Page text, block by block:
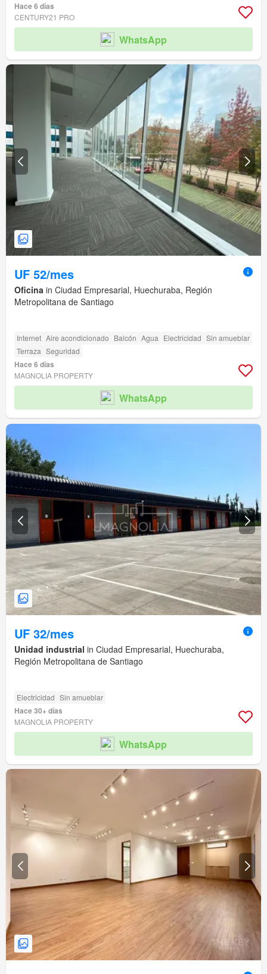
Hace 6 días
CENTURY21 PRO
WhatsApp
UF 52/mes
Oficina in Ciudad Empresarial, Huechuraba, Región
Metropolitana de Santiago
Internet Aire acondicionado Balcón Agua Electricidad Sin amueblar
Terraza Seguridad
Hace 6 días
MAGNOLIA PROPERTY
WhatsApp
UF 32/mes
Unidad industrial in Ciudad Empresarial, Huechuraba,
Región Metropolitana de Santiago
Electricidad Sin amueblar
Hace 30+ días
MAGNOLIA PROPERTY
WhatsApp